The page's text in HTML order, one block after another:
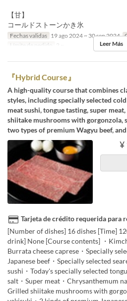
【甘】
コールドストーンかき氷
Fechas validas 19 ago 2024 ~ 30 sep 2024
Límite de pedido
2 ~ Leer Más
『Hybrid Course』
A high-quality course that combines
styles, including specially selected
meat sushi, tongue tasting, super
shiitake mushrooms with gorgonzola,
two types of premium Wagyu beef,
¥
Tarjeta de crédito requerida para
[Number of dishes] 16 dishes [Time]
drink] None [Course contents] ・
Burrata cheese caprese・Specially
Japanese beef・Specially selected
sushi・Today's specially selected
salt・Super meat・Chrysanthemum
Grilled shiitake mushrooms with